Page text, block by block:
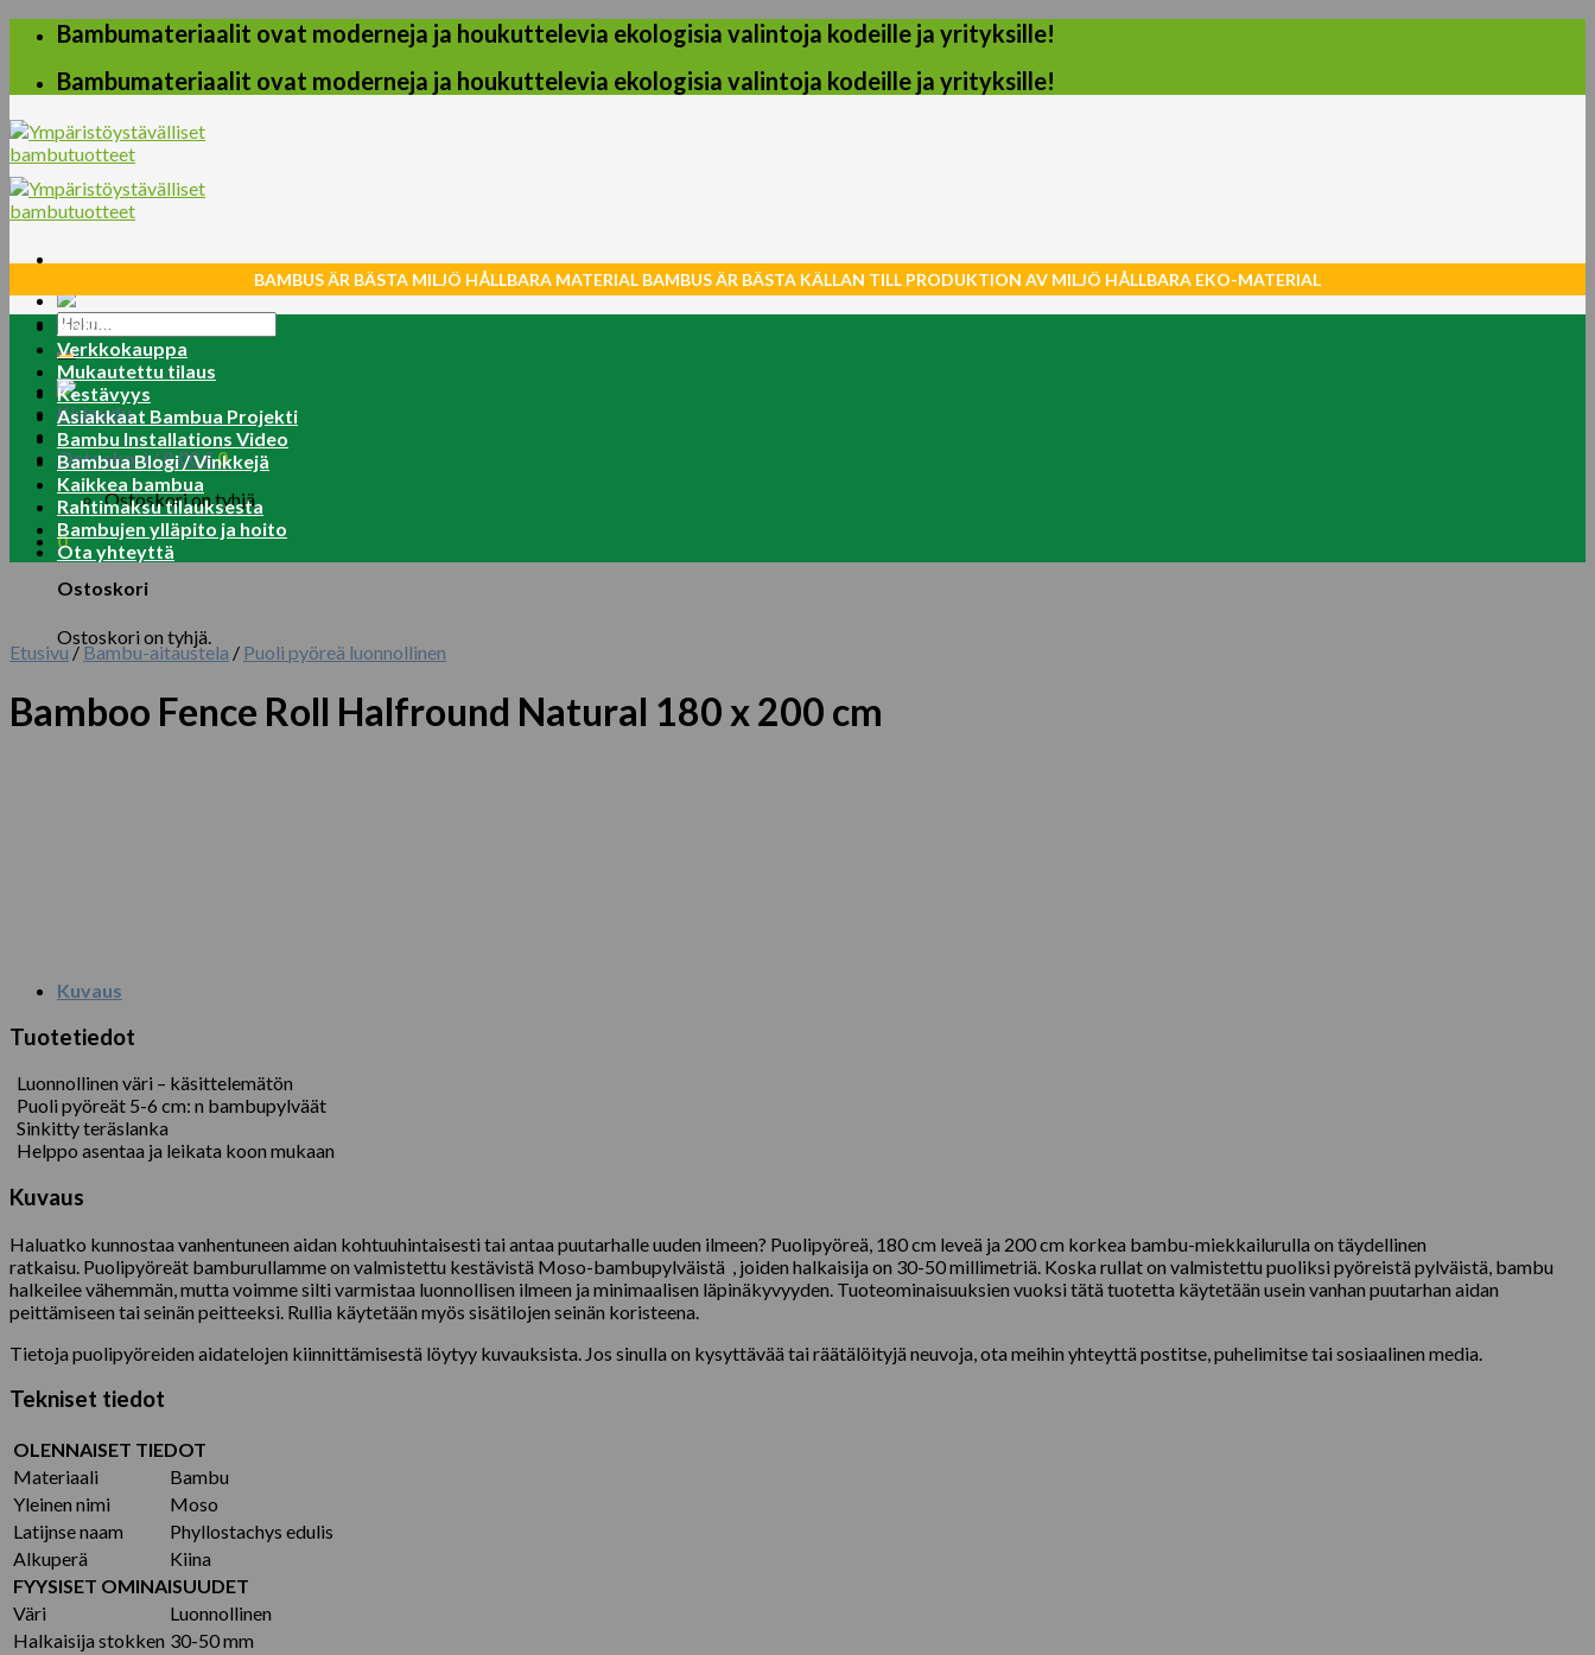
Skip
content
Bambumateriaalit ovat moderneja ja houkuttelevia ekologisia valintoja kodeille ja yrityksille!
Bambumateriaalit ovat moderneja ja houkuttelevia ekologisia valintoja kodeille ja yrityksille!
Etsi:
Kirjaudu
Ostoskori /0.00€0
Ostoskori on tyhjä.
0
Ostoskori
Ostoskori on tyhjä.
BAMBUS ÄR BÄSTA MILJÖ HÅLLBARA MATERIAL BAMBUS ÄR BÄSTA KÄLLAN TILL PRODUKTION AV MILJÖ HÅLLBARA EKO-MATERIAL
Koti
Verkkokauppa
Mukautettu tilaus
Kestävyys
Asiakkaat Bambua Projekti
Bambu Installations Video
Bambua Blogi / Vinkkejä
Kaikkea bambua
Rahtimaksu tilauksesta
Bambujen ylläpito ja hoito
Ota yhteyttä
Etusivu /Bambu-aitaustela / Puoli pyöreä luonnollinen
Bamboo Fence Roll Halfround Natural 180 x 200 cm
Kuvaus
Tuotetiedot
Luonnollinen väri – käsittelemätön
Puoli pyöreät 5-6 cm: n bambupylväät
Sinkitty teräslanka
Helppo asentaa ja leikata koon mukaan
Kuvaus
Haluatko kunnostaa vanhentuneen aidan kohtuuhintaisesti tai antaa puutarhalle uuden ilmeen? Puolipyöreä, 180 cm leveä ja 200 cm korkea bambu-miekkailurulla on täydellinen
ratkaisu. Puolipyöreät bamburullamme on valmistettu kestävistä Moso-bambupylväistä , joiden halkaisija on 30-50 millimetriä. Koska rullat on valmistettu puoliksi pyöreistä pylväistä, bambu
halkeilee vähemmän, mutta voimme silti varmistaa luonnollisen ilmeen ja minimaalisen läpinäkyvyyden. Tuoteominaisuuksien vuoksi tätä tuotetta käytetään usein vanhan puutarhan aidan
peittämiseen tai seinän peitteeksi. Rullia käytetään myös sisätilojen seinän koristeena.
Tietoja puolipyöreiden aidatelojen kiinnittämisestä löytyy kuvauksista. Jos sinulla on kysyttävää tai räätälöityjä neuvoja, ota meihin yhteyttä postitse, puhelimitse tai sosiaalinen media.
Tekniset tiedot
OLENNAISET TIEDOT
Materiaali
Bambu
Yleinen nimi
Moso
Latijnse naam
Phyllostachys edulis
Alkuperä
Kiina
FYYSISET OMINAISUUDET
Väri
Luonnollinen
Halkaisija stokken 30-50 mm